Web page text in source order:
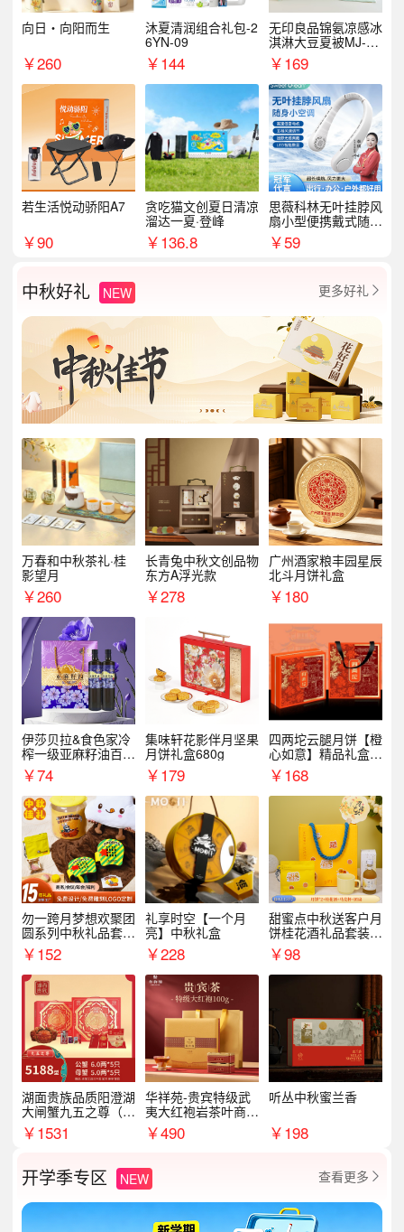
向日・向阳而生
￥260
沐夏清润组合礼包-2
6YN-09
￥144
无印良品锦氨凉感冰
淇淋大豆夏被MJ-B2
025-0193
￥169
若生活悦动骄阳A7
￥90
贪吃猫文创夏日清凉
溜达一夏·登峰
￥136.8
思薇科林无叶挂脖风
扇小型便携戴式随身
挂脖子降温神器
￥59
中秋好礼 NEW 更多好礼 
万春和中秋茶礼·桂
影望月
￥260
长青兔中秋文创品物
东方A浮光款
￥278
广州酒家粮丰园星辰
北斗月饼礼盒
￥180
伊莎贝拉&食色家冷
榨一级亚麻籽油百紫
千红500ml*2礼盒
￥74
集味轩花影伴月坚果
月饼礼盒680g
￥179
四两坨云腿月饼【橙
心如意】精品礼盒4
50g/盒
￥168
勿一跨月梦想欢聚团
圆系列中秋礼品套装
企业送客户商务伴手
礼
￥152
礼享时空【一个月
亮】中秋礼盒
￥228
甜蜜点中秋送客户月
饼桂花酒礼品套装D
AL1377
￥98
湖面贵族品质阳澄湖
大闸蟹九五之尊（卡
券）5188型
￥1531
华祥苑-贵宾特级武
夷大红袍岩茶叶商务
礼盒中秋节送长辈1
00g
￥490
听丛中秋蜜兰香
￥198
开学季专区 NEW 查看更多 